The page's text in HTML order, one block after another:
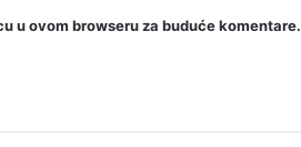
u ovom browseru za buduće komentare.